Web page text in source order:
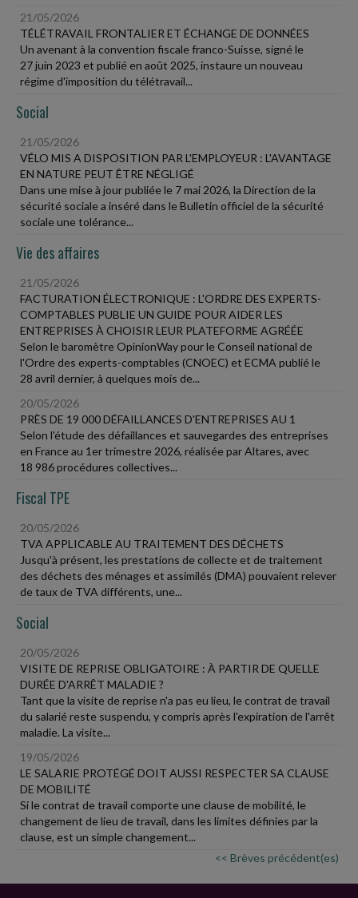
21/05/2026
TÉLÉTRAVAIL FRONTALIER ET ÉCHANGE DE DONNÉES
Un avenant à la convention fiscale franco-Suisse, signé le
27 juin 2023 et publié en août 2025, instaure un nouveau
régime d'imposition du télétravail...
Social
21/05/2026
VÉLO MIS A DISPOSITION PAR L'EMPLOYEUR : L'AVANTAGE
EN NATURE PEUT ÊTRE NÉGLIGÉ
Dans une mise à jour publiée le 7 mai 2026, la Direction de la
sécurité sociale a inséré dans le Bulletin officiel de la sécurité
sociale une tolérance...
Vie des affaires
21/05/2026
FACTURATION ÉLECTRONIQUE : L'ORDRE DES EXPERTS-
COMPTABLES PUBLIE UN GUIDE POUR AIDER LES
ENTREPRISES À CHOISIR LEUR PLATEFORME AGRÉÉE
Selon le baromètre OpinionWay pour le Conseil national de
l'Ordre des experts-comptables (CNOEC) et ECMA publié le
28 avril dernier, à quelques mois de...
20/05/2026
PRÈS DE 19 000 DÉFAILLANCES D'ENTREPRISES AU 1
Selon l'étude des défaillances et sauvegardes des entreprises
en France au 1er trimestre 2026, réalisée par Altares, avec
18 986 procédures collectives...
Fiscal TPE
20/05/2026
TVA APPLICABLE AU TRAITEMENT DES DÉCHETS
Jusqu'à présent, les prestations de collecte et de traitement
des déchets des ménages et assimilés (DMA) pouvaient relever
de taux de TVA différents, une...
Social
20/05/2026
VISITE DE REPRISE OBLIGATOIRE : À PARTIR DE QUELLE
DURÉE D'ARRÊT MALADIE ?
Tant que la visite de reprise n'a pas eu lieu, le contrat de travail
du salarié reste suspendu, y compris après l'expiration de l'arrêt
maladie. La visite...
19/05/2026
LE SALARIE PROTÉGÉ DOIT AUSSI RESPECTER SA CLAUSE
DE MOBILITÉ
Si le contrat de travail comporte une clause de mobilité, le
changement de lieu de travail, dans les limites définies par la
clause, est un simple changement...
<< Brèves précédent(es)